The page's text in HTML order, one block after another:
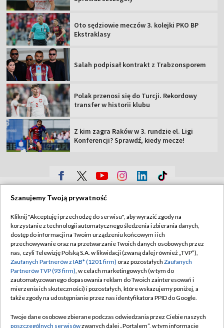
Oto sędziowie meczów 3. kolejki PKO BP
Ekstraklasy
Salah podpisał kontrakt z Trabzonsporem
Polak przenosi się do Turcji. Rekordowy
transfer w historii klubu
Z kim zagra Raków w 3. rundzie el. Ligi
Konferencji? Sprawdź, kiedy mecze!
Sklep TVP
Biuro Reklamy
Oferta Handlowa
Telegazeta ogłoszenia
Emisja w TVP
Ogłoszenia przetargowe
Polityka prywatności
Moje zgody
Biuro reklamy
Kontakt
Szanujemy Twoją prywatność
Kliknij "Akceptuję i przechodzę do serwisu", aby wyrazić zgody na
korzystanie z technologii automatycznego śledzenia i zbierania danych,
dostęp do informacji na Twoim urządzeniu końcowym i ich
przechowywanie oraz na przetwarzanie Twoich danych osobowych przez
nas, czyli Telewizję Polską S.A. w likwidacji (zwaną dalej również „TVP”),
Zaufanych Partnerów z IAB* (1201 firm) oraz pozostałych Zaufanych
Partnerów TVP (93 firm), w celach marketingowych (w tym do
zautomatyzowanego dopasowania reklam do Twoich zainteresowań i
mierzenia ich skuteczności) i pozostałych, które wskazujemy poniżej, a
także zgody na udostępnianie przez nas identyfikatora PPID do Google.
Twoje dane osobowe zbierane podczas odwiedzania przez Ciebie naszych
poszczególnych serwisówzwanych dalej „Portalem”, w tym informacje